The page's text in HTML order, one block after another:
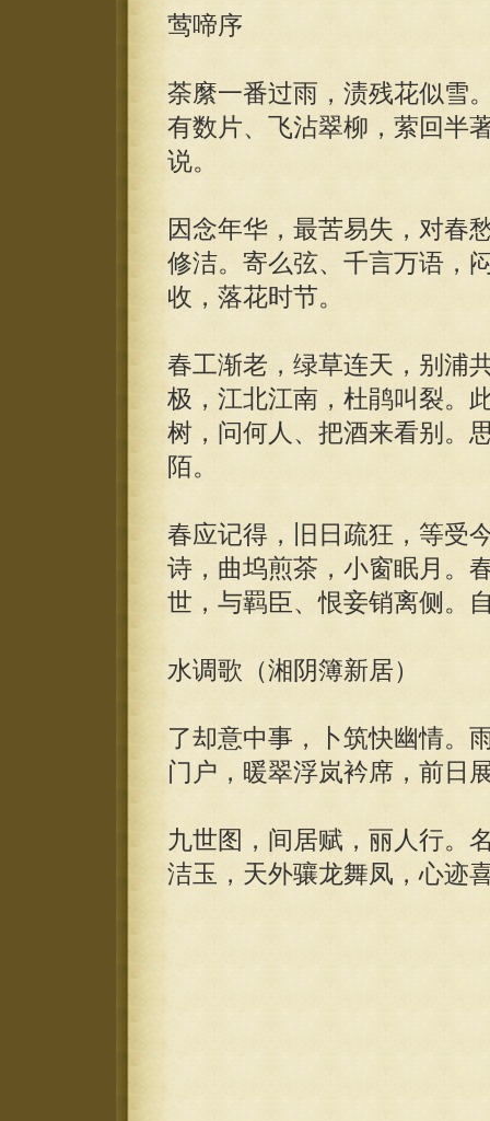
莺啼序
荼縻一番过雨，渍残花似雪
有数片、飞沾翠柳，萦回半
说。
因念年华，最苦易失，对春
修洁。寄么弦、千言万语，
收，落花时节。
春工渐老，绿草连天，别浦
极，江北江南，杜鹃叫裂。
树，问何人、把酒来看别。
陌。
春应记得，旧日疏狂，等受
诗，曲坞煎茶，小窗眠月。
世，与羁臣、恨妾销离侧。
水调歌（湘阴簿新居）
了却意中事，卜筑快幽情。
门户，暖翠浮岚衿席，前日
九世图，间居赋，丽人行。
洁玉，天外骧龙舞凤，心迹